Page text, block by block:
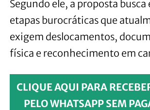
Segundo ele, a proposta
etapas burocráticas que
exigem deslocamentos,
física e reconhecimento em
CLIQUE AQUI PARA
PELO WHATSAPP SEM